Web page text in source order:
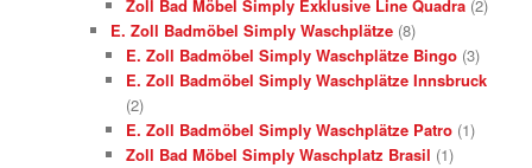
Zoll Bad Möbel Simply Exklusive Line Quadra (2)
E. Zoll Badmöbel Simply Waschplätze (8)
E. Zoll Badmöbel Simply Waschplätze Bingo (3)
E. Zoll Badmöbel Simply Waschplätze Innsbruck
(2)
E. Zoll Badmöbel Simply Waschplätze Patro (1)
Zoll Bad Möbel Simply Waschplatz Brasil (1)